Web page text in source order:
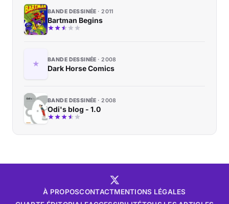
BANDE DESSINÉE 2011
Bartman Begins
BANDE DESSINÉE 2008
Dark Horse Comics
BANDE DESSINÉE 2008
Odi's blog - 1.0
À PROPOSCONTACTMENTIONS LÉGALES